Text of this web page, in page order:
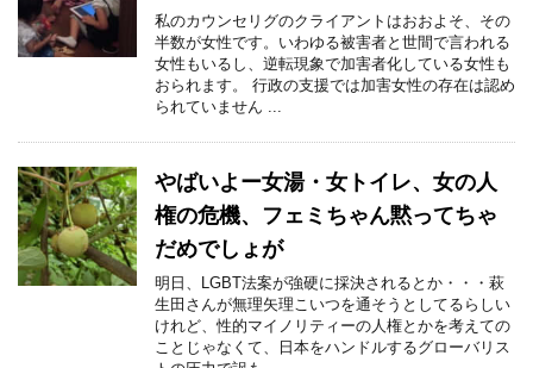
私のカウンセリグのクライアントはおおよそ、その
半数が女性です。いわゆる被害者と世間で言われる
女性もいるし、逆転現象で加害者化している女性も
おられます。 行政の支援では加害女性の存在は認め
られていません ...
やばいよー女湯・女トイレ、女の人
権の危機、フェミちゃん黙ってちゃ
だめでしょが
明日、LGBT法案が強硬に採決されるとか・・・萩
生田さんが無理矢理こいつを通そうとしてるらしい
けれど、性的マイノリティーの人権とかを考えての
ことじゃなくて、日本をハンドルするグローバリス